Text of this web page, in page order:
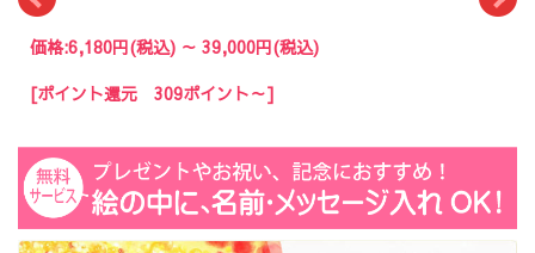
価格:6,180円(税込) ～ 39,000円(税込)
[ポイント還元 309ポイント～]